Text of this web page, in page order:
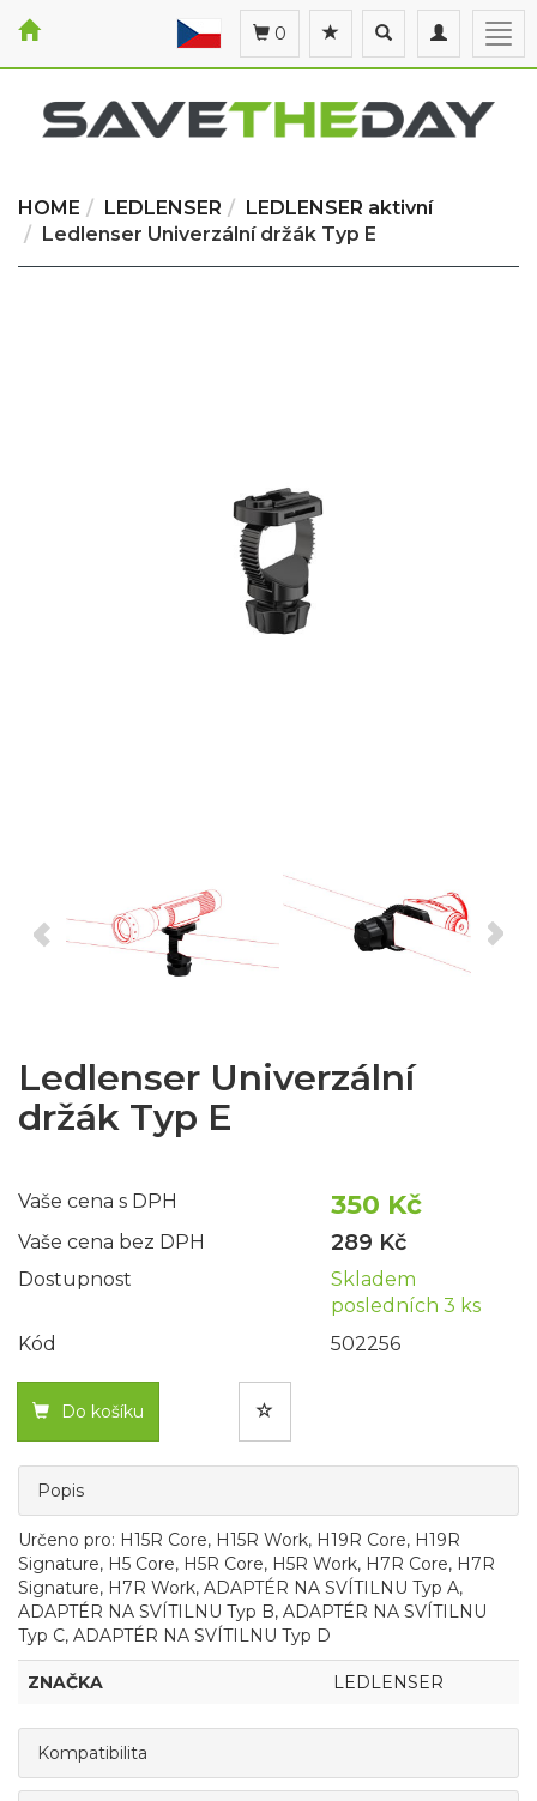
Toggle
navigation
Toggle
search
0
HOME LEDLENSER
LEDLENSER aktivní
Ledlenser Univerzální držák Typ E
Ledlenser Univerzální
držák Typ E
Vaše cena s DPH 350 Kč
Vaše cena bez DPH 289 Kč
Dostupnost
Skladem
posledních 3 ks
Kód
502256
Do košíku
Popis
Určeno pro: H15R Core, H15R Work, H19R Core, H19R
Signature, H5 Core, H5R Core, H5R Work, H7R Core, H7R
Signature, H7R Work, ADAPTÉR NA SVÍTILNU Typ A,
ADAPTÉR NA SVÍTILNU Typ B, ADAPTÉR NA SVÍTILNU
Typ C, ADAPTÉR NA SVÍTILNU Typ D
ZNAČKA LEDLENSER
Kompatibilita